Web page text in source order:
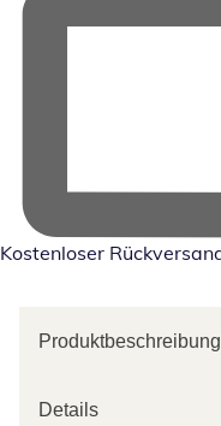
Kostenloser
Produktbeschreibung
Details